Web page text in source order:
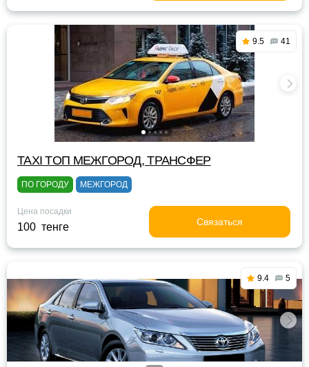
9.5 41
TAXI TOП МЕЖГОРОД, ТРАНСФЕР
ПО ГОРОДУ МЕЖГОРОД
Цена посадки
100 тенге Связаться
9.4 5